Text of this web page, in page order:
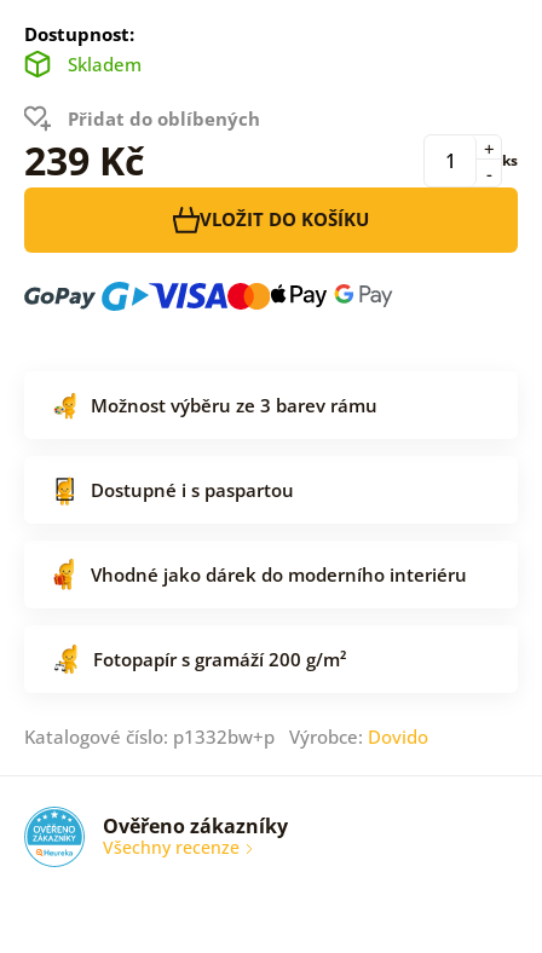
Dostupnost:
Skladem
Přidat do oblíbených
239 Kč -
+ ks
VLOŽIT DO KOŠÍKU
Možnost výběru ze 3 barev rámu
Dostupné i s paspartou
Vhodné jako dárek do moderního interiéru
Fotopapír s gramáží 200 g/m²
Katalogové číslo: p1332bw+p Výrobce: Dovido
Ověřeno zákazníky
Všechny recenze